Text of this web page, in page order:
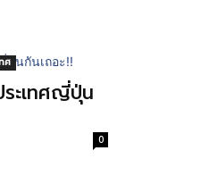
ศ
ระเทศญี่ปุ่น
0